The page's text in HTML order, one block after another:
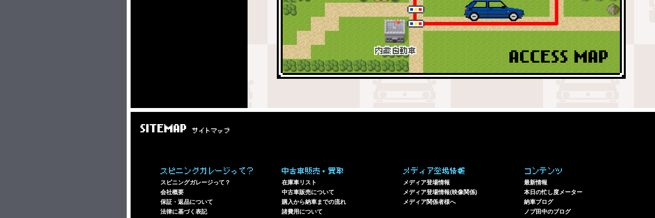
SITEMAP サイトマップ
スピニングガレージって？
スピニングガレージって？
会社概要
保証・返品について
法律に基づく表記
中古車販売・買取
在庫車リスト
中古車販売について
購入から納車までの流れ
諸費用について
メディア登場情報
メディア登場情報
メディア登場情報(映像関係)
メディア関係者様へ
コンテンツ
最新情報
本日の忙し度メーター
納車ブログ
ノブ田中のブログ